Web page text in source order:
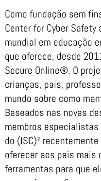
Como fundação sem
Center for Cyber
mundial em educação
que oferece, desde
Secure Online®. O
crianças, pais,
mundo sobre como
Baseados nas novas
membros
do (ISC)²
oferecer aos pais mais
ferramentas para que